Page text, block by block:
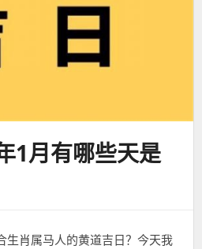
1月有哪些天是
生肖属马人的黄道吉日？今天我